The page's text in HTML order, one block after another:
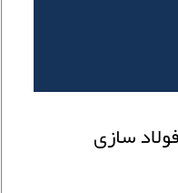
سازی